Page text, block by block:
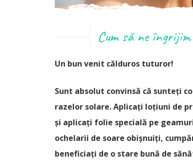
Cum să ne
Un bun venit călduros tuturor!
Sunt absolut convinsă că sunteţi
razelor solare. Aplicaţi loţiuni de
şi aplicaţi folie specială pe
ochelarii de soare obişnuiţi,
beneficiaţi de o stare bună de